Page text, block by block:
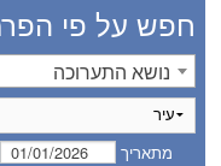
חפש על פי
נושא התערוכה
מתאריך